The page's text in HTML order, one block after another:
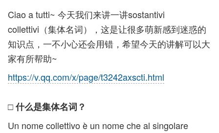
Ciao a tutti~ 今天我们来讲一讲sostantivi
collettivi（集体名词），这是让很多萌新感到迷惑的
知识点，一不小心还会用错，希望今天的讲解可以大
家有所帮助~
https://v.qq.com/x/page/t3242axscti.html
□ 什么是集体名词？
Un nome collettivo è un nome che al singolare